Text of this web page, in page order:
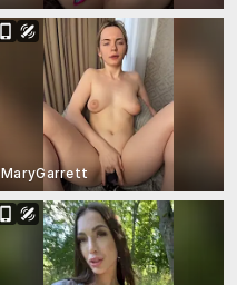
MaryGarrett